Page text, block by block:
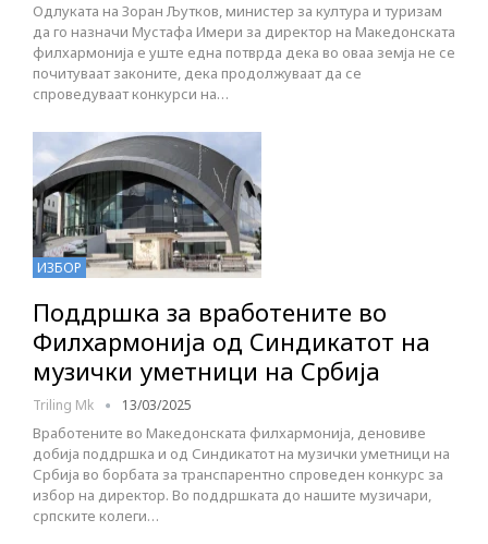
Одлуката на Зоран Љутков, министер за култура и туризам
да го назначи Мустафа Имери за директор на Македонската
филхармонија е уште една потврда дека во оваа земја не се
почитуваат законите, дека продолжуваат да се
спроведуваат конкурси на…
ИЗБОР
Поддршка за вработените во
Филхармонија од Синдикатот на
музички уметници на Србија
Triling Mk 13/03/2025
Вработените во Македонската филхармонија, деновиве
добија поддршка и од Синдикатот на музички уметници на
Србија во борбата за транспарентно спроведен конкурс за
избор на директор. Во поддршката до нашите музичари,
српските колеги…